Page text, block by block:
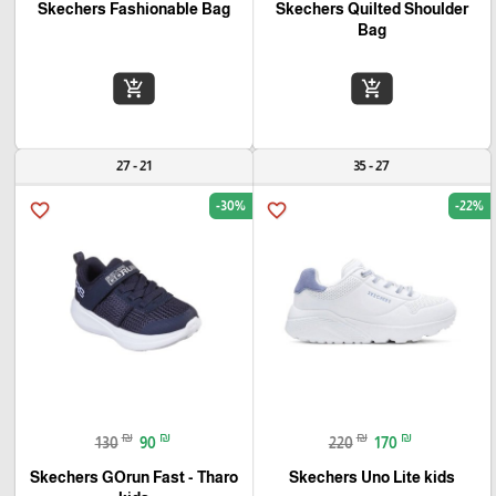
Skechers Quilted Shoulder
Bag
add_shopping_cart
Skechers Fashionable Bag
add_shopping_cart
27 - 35
favorite_border -22%
220 ₪ 170 ₪
Skechers Uno Lite kids
21 - 27
favorite_border -30%
130 ₪ 90 ₪
Skechers GOrun Fast - Tharo